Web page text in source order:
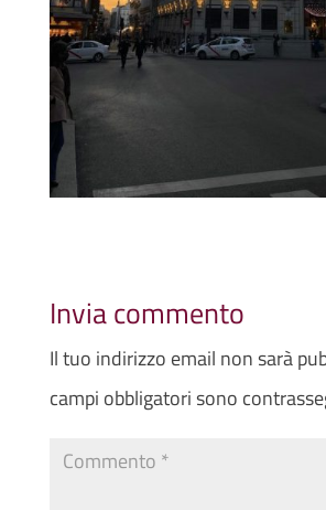
Invia commento
Il tuo indirizzo email non sarà
campi obbligatori sono